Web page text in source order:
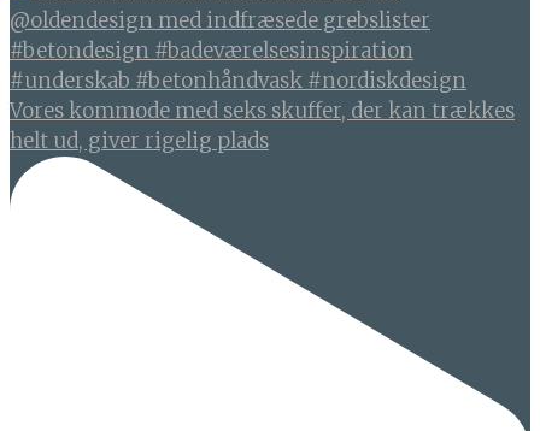
Vores kommode med seks skuffer, der kan trækkes
helt ud, giver rigelig plads